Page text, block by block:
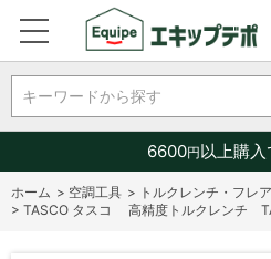
キーワードから探す
6600円以上購
ホーム > 空調工具 > トルクレンチ・フレ
> TASCO タスコ 高精度トルクレンチ